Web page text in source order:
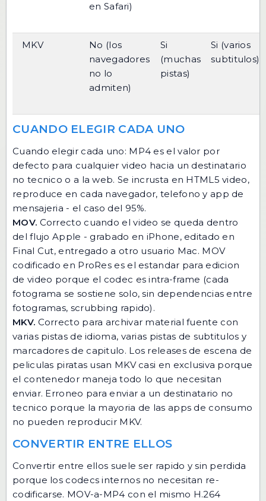
en Safari)
MKV
No (los
navegadores
no lo
admiten)
Si
(muchas
pistas)
Si (varios
subtitulos)
CUANDO ELEGIR CADA UNO
Cuando elegir cada uno: MP4 es el valor por
defecto para cualquier video hacia un destinatario
no tecnico o a la web. Se incrusta en HTML5 video,
reproduce en cada navegador, telefono y app de
mensajeria - el caso del 95%.
MOV. Correcto cuando el video se queda dentro
del flujo Apple - grabado en iPhone, editado en
Final Cut, entregado a otro usuario Mac. MOV
codificado en ProRes es el estandar para edicion
de video porque el codec es intra-frame (cada
fotograma se sostiene solo, sin dependencias entre
fotogramas, scrubbing rapido).
MKV. Correcto para archivar material fuente con
varias pistas de idioma, varias pistas de subtitulos y
marcadores de capitulo. Los releases de escena de
peliculas piratas usan MKV casi en exclusiva porque
el contenedor maneja todo lo que necesitan
enviar. Erroneo para enviar a un destinatario no
tecnico porque la mayoria de las apps de consumo
no pueden reproducir MKV.
CONVERTIR ENTRE ELLOS
Convertir entre ellos suele ser rapido y sin perdida
porque los codecs internos no necesitan re-
codificarse. MOV-a-MP4 con el mismo H.264